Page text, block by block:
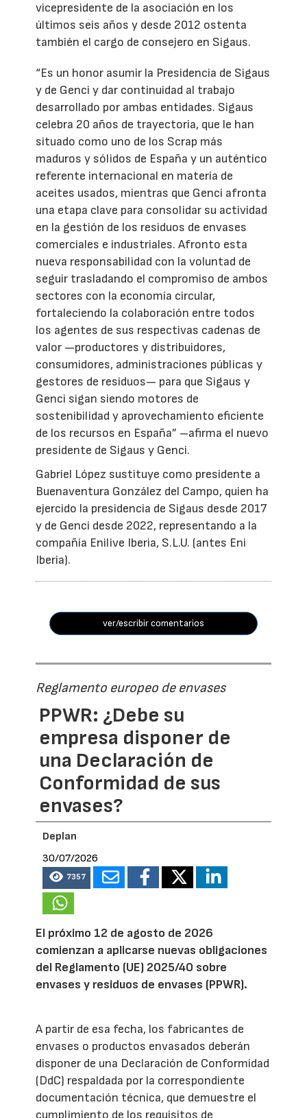
vicepresidente de la asociación en los
últimos seis años y desde 2012 ostenta
también el cargo de consejero en Sigaus.
“Es un honor asumir la Presidencia de Sigaus
y de Genci y dar continuidad al trabajo
desarrollado por ambas entidades. Sigaus
celebra 20 años de trayectoria, que le han
situado como uno de los Scrap más
maduros y sólidos de España y un auténtico
referente internacional en materia de
aceites usados, mientras que Genci afronta
una etapa clave para consolidar su actividad
en la gestión de los residuos de envases
comerciales e industriales. Afronto esta
nueva responsabilidad con la voluntad de
seguir trasladando el compromiso de ambos
sectores con la economía circular,
fortaleciendo la colaboración entre todos
los agentes de sus respectivas cadenas de
valor —productores y distribuidores,
consumidores, administraciones públicas y
gestores de residuos— para que Sigaus y
Genci sigan siendo motores de
sostenibilidad y aprovechamiento eficiente
de los recursos en España” –afirma el nuevo
presidente de Sigaus y Genci.
Gabriel López sustituye como presidente a
Buenaventura González del Campo, quien ha
ejercido la presidencia de Sigaus desde 2017
y de Genci desde 2022, representando a la
compañía Enilive Iberia, S.L.U. (antes Eni
Iberia).
ver/escribir comentarios
Reglamento europeo de envases
PPWR: ¿Debe su
empresa disponer de
una Declaración de
Conformidad de sus
envases?
Deplan
30/07/2026
7357
El próximo 12 de agosto de 2026
comienzan a aplicarse nuevas obligaciones
del Reglamento (UE) 2025/40 sobre
envases y residuos de envases (PPWR).
A partir de esa fecha, los fabricantes de
envases o productos envasados deberán
disponer de una Declaración de Conformidad
(DdC) respaldada por la correspondiente
documentación técnica, que demuestre el
cumplimiento de los requisitos de